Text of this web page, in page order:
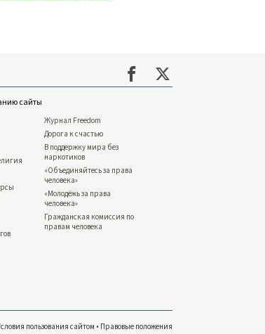
сайты
Журнал Freedom
Дорога к счастью
В поддержку мира без
наркотиков
«Объединяйтесь за права
человека»
«Молодёжь за права
человека»
Гражданская комиссия по
правам человека
пользования сайтом • Правовые положения